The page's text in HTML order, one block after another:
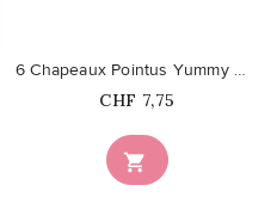

6 Chapeaux Pointus Yummy Mix
Prix
CHF 7,75